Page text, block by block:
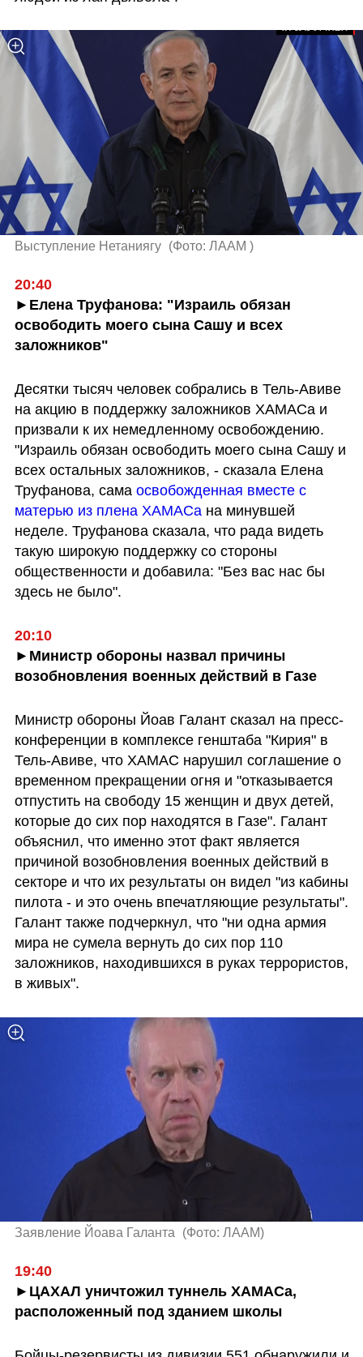
Выступление Нетаниягу (Фото: ЛААМ )
20:40
►Елена Труфанова: "Израиль обязан
освободить моего сына Сашу и всех
заложников"
Десятки тысяч человек собрались в Тель-Авиве
на акцию в поддержку заложников ХАМАСа и
призвали к их немедленному освобождению.
"Израиль обязан освободить моего сына Сашу и
всех остальных заложников, - сказала Елена
Труфанова, сама освобожденная вместе с
матерью из плена ХАМАСа на минувшей
неделе. Труфанова сказала, что рада видеть
такую широкую поддержку со стороны
общественности и добавила: "Без вас нас бы
здесь не было".
20:10
►Министр обороны назвал причины
возобновления военных действий в Газе
Министр обороны Йоав Галант сказал на пресс-
конференции в комплексе генштаба "Кирия" в
Тель-Авиве, что ХАМАС нарушил соглашение о
временном прекращении огня и "отказывается
отпустить на свободу 15 женщин и двух детей,
которые до сих пор находятся в Газе". Галант
объяснил, что именно этот факт является
причиной возобновления военных действий в
секторе и что их результаты он видел "из кабины
пилота - и это очень впечатляющие результаты".
Галант также подчеркнул, что "ни одна армия
мира не сумела вернуть до сих пор 110
заложников, находившихся в руках террористов,
в живых".
Заявление Йоава Галанта (Фото: ЛААМ)
19:40
►ЦАХАЛ уничтожил туннель ХАМАСа,
расположенный под зданием школы